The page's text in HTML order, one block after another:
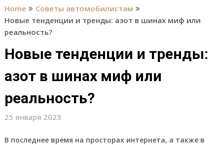
Home
Советы автомобилистам
Новые тенденции и тренды: азот в шинах миф или
реальность?
Новые тенденции и тренды:
азот в шинах миф или
реальность?
25 января 2023
В последнее время на просторах интернета, а также в